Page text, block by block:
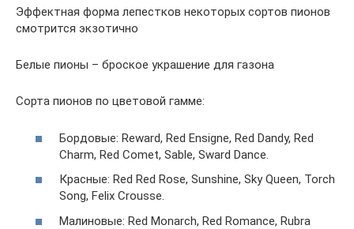
Эффектная форма лепестков некоторых сортов пионов
смотрится экзотично
Белые пионы – броское украшение для газона
Сорта пионов по цветовой гамме:
Бордовые: Reward, Red Ensigne, Red Dandy, Red
Charm, Red Comet, Sable, Sward Dance.
Красные: Red Red Rose, Sunshine, Sky Queen, Torch
Song, Felix Crousse.
Малиновые: Red Monarch, Red Romance, Rubra